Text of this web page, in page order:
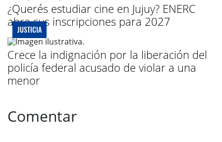
¿Querés estudiar cine en Jujuy? ENERC
abre sus inscripciones para 2027
JUSTICIA
Crece la indignación por la liberación del
policía federal acusado de violar a una
menor
Comentar